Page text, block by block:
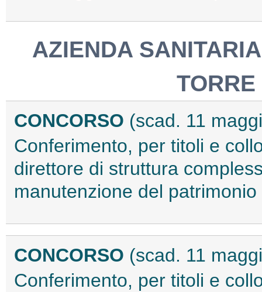
AZIENDA
CONCORSO (scad. 11
Conferimento, per titoli e
direttore di struttura
manutenzione del
CONCORSO (scad. 11
Conferimento, per titoli e